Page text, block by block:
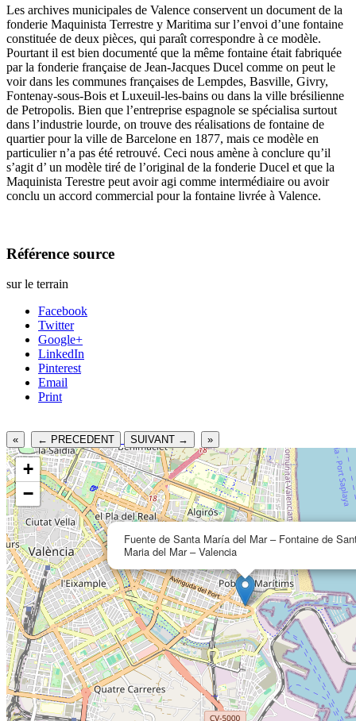
Les archives municipales de Valence conservent un document de la
fonderie Maquinista Terrestre y Maritima sur l’envoi d’une fontaine
constituée de deux pièces, qui paraît correspondre à ce modèle.
Pourtant il est bien documenté que la même fontaine était fabriquée
par la fonderie française de Jean-Jacques Ducel comme on peut le
voir dans les communes françaises de Lempdes, Basville, Givry,
Fontenay-sous-Bois et Luxeuil-les-bains ou dans la ville brésilienne
de Petropolis. Bien que l’entreprise espagnole se spécialisa surtout
dans l’industrie lourde, on trouve des réalisations de fontaine de
quartier pour la ville de Barcelone en 1877, mais ce modèle en
particulier n’a pas été retrouvé. Ceci nous amène à conclure qu’il
s’agit d’ un modèle tiré de l’original de la fonderie Ducel et que la
Maquinista Terestre peut avoir agi comme intermédiaire ou avoir
conclu un accord commercial pour la fontaine livrée à Valence.
Référence source
sur le terrain
Facebook
Twitter
Google+
LinkedIn
Pinterest
Email
Print
« ← PRECEDENT SUIVANT → »
Fuente de Santa María del Mar – Fontaine de
Maria del Mar – Valencia
+
−